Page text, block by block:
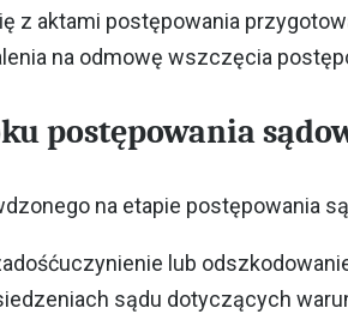
z aktami postępowania
na odmowę wszczęcia
postępowania
na etapie postępowania
lub
sądu dotyczących